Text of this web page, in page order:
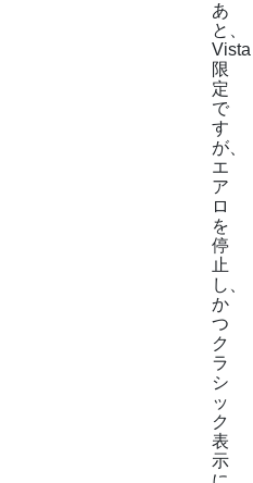
あ
と、
Vista
限
定
で
す
が、
エ
ア
ロ
を
停
止
し、
か
つ
ク
ラ
シ
ッ
ク
表
示